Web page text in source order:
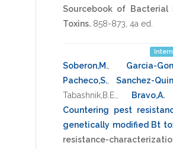
Sourcebook of Bacterial
Toxins. 858-873, 4a ed.
Soberon,M., Garcia-
Pacheco,S., Sanchez-
Tabashnik,B.E., Bravo,A.
Countering pest
genetically modified Bt
resistance-